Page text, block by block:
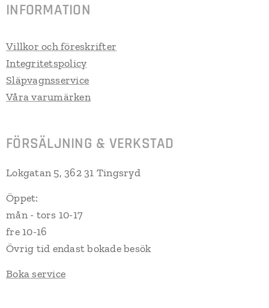
INFORMATION
Villkor och föreskrifter
Integritetspolicy
Släpvagnsservice
Våra varumärken
FÖRSÄLJNING & VERKSTAD
Lokgatan 5, 362 31 Tingsryd
Öppet:
mån - tors 10-17
fre 10-16
Övrig tid endast bokade besök
Boka service